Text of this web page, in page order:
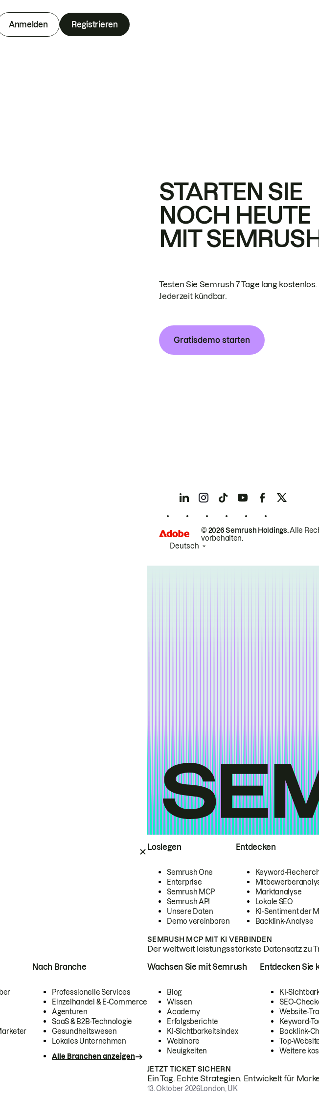
Anmelden Registrieren
Loslegen
Semrush One
Enterprise
Semrush MCP
Semrush API
Unsere Daten
Demo vereinbaren
Entdecken
Keyword-
Marktanalyse
Lokale SEO
KI-Sentiment der
Backlink-Analyse
SEMRUSH MCP MIT KI VERBINDEN
Der weltweit leistungsstärkste Datensatz zu
Nach Branche
Professionelle Services
Einzelhandel & E-Commerce
Agenturen
SaaS & B2B-Technologie
Gesundheitswesen
Lokales Unternehmen
Alle Branchen anzeigen
Wachsen Sie mit Semrush
Blog
Wissen
Academy
Erfolgsberichte
KI-Sichtbarkeitsindex
Webinare
Neuigkeiten
Entdecken Sie
KI-
SEO-
Website-
Keyword-
Backlink-
Top-
Weitere
JETZT TICKET SICHERN
Ein Tag. Echte Strategien. Entwickelt für
13. Oktober 2026London, UK
STARTEN SIE
NOCH HEUTE
MIT
Testen Sie Semrush 7 Tage lang kostenlos.
Jederzeit kündbar.
Gratisdemo starten
© 2026 Semrush Holdings.Alle
vorbehalten.
Deutsch